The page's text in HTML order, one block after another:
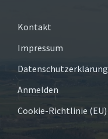
Kontakt
Impressum
Datenschutzerklärung
Anmelden
Cookie-Richtlinie (EU)